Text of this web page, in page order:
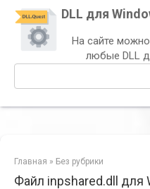
Перейти
контенту
DLL для
На сайте
любые DLL
Главная » Без рубрики
Файл inpshared.dll для